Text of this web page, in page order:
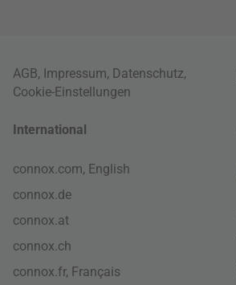
AGB, Impressum, Datenschutz,
Cookie-Einstellungen
International
connox.com, English
connox.de
connox.at
connox.ch
connox.fr, Français